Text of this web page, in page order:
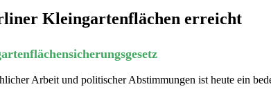
Kleingartenflächen erreicht
Arbeit und politischer Abstimmungen ist heute ein